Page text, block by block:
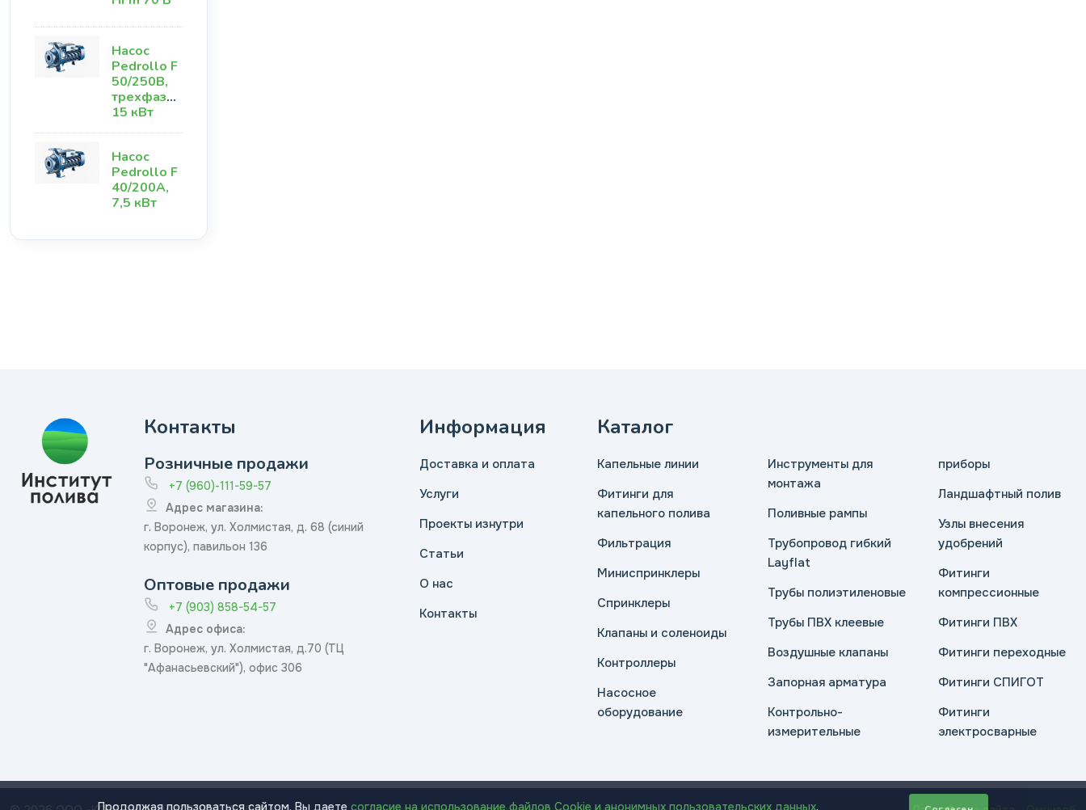
Насос
Pedrollo F
50/250B,
трехфазный,
15 кВт
Насос
Pedrollo F
40/200А,
7,5 кВт
Контакты
Розничные продажи
+7 (960)-111-59-57
Адрес магазина:
г. Воронеж, ул. Холмистая, д. 68 (синий
корпус), павильон 136
Оптовые продажи
+7 (903) 858-54-57
Адрес офиса:
г. Воронеж, ул. Холмистая, д.70 (ТЦ
"Афанасьевский"), офис 306
Информация
Доставка и оплата
Услуги
Проекты изнутри
Статьи
О нас
Контакты
Каталог
Капельные линии
Фитинги для
капельного полива
Фильтрация
Миниспринклеры
Спринклеры
Клапаны и соленоиды
Контроллеры
Насосное
оборудование
Инструменты для
монтажа
Поливные рампы
Трубопровод гибкий
Layflat
Трубы полиэтиленовые
Трубы ПВХ клеевые
Воздушные клапаны
Запорная арматура
Контрольно-
измерительные
приборы
Ландшафтный полив
Узлы внесения
удобрений
Фитинги
компрессионные
Фитинги ПВХ
Фитинги переходные
Фитинги СПИГОТ
Фитинги
электросварные
Продолжая пользоваться сайтом, Вы даете согласие на использование файлов Cookie и анонимных пользовательских данных.